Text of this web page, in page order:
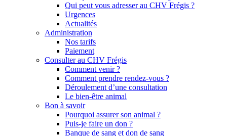
Qui peut vous adresser au CHV Frégis ?
Urgences
Actualités
Administration
Nos tarifs
Paiement
Consulter au CHV Frégis
Comment venir ?
Comment prendre rendez-vous ?
Déroulement d’une consultation
Le bien-être animal
Bon à savoir
Pourquoi assurer son animal ?
Puis-je faire un don ?
Banque de sang et don de sang